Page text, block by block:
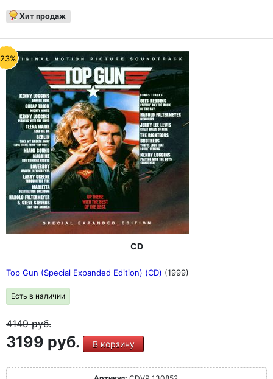
Хит продаж
CD
Top Gun (Special Expanded Edition) (CD) (1999)
Есть в наличии
4149руб.
3199 руб. В корзину